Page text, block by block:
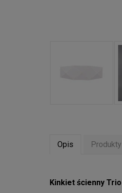
Opis
Kinkiet ścienny Trio